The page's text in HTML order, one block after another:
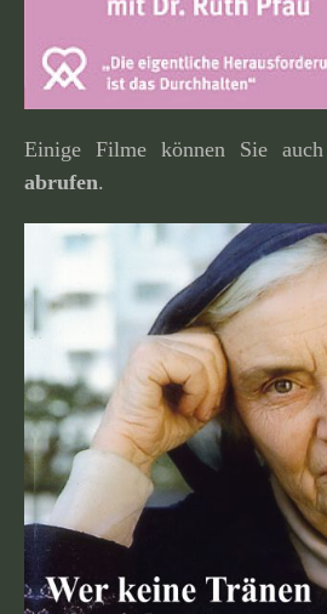
Einige Filme können Sie auch
abrufen.